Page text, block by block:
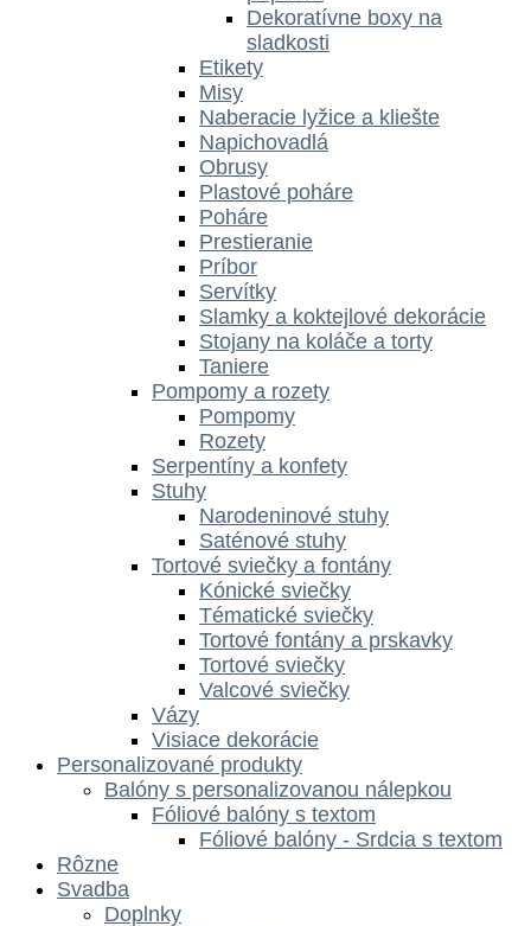
Dekoratívne boxy na
sladkosti
Etikety
Misy
Naberacie lyžice a kliešte
Napichovadlá
Obrusy
Plastové poháre
Poháre
Prestieranie
Príbor
Servítky
Slamky a koktejlové dekorácie
Stojany na koláče a torty
Taniere
Pompomy a rozety
Pompomy
Rozety
Serpentíny a konfety
Stuhy
Narodeninové stuhy
Saténové stuhy
Tortové sviečky a fontány
Kónické sviečky
Tématické sviečky
Tortové fontány a prskavky
Tortové sviečky
Valcové sviečky
Vázy
Visiace dekorácie
Personalizované produkty
Balóny s personalizovanou nálepkou
Fóliové balóny s textom
Fóliové balóny - Srdcia s textom
Rôzne
Svadba
Doplnky